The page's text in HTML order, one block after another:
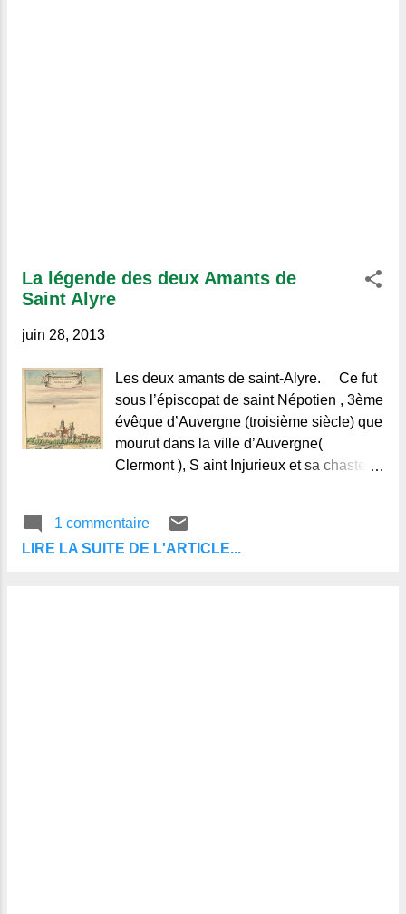
La légende des deux Amants de
Saint Alyre
juin 28, 2013
Les deux amants de saint-Alyre. Ce fut
sous l’épiscopat de saint Népotien , 3ème
évêque d’Auvergne (troisième siècle) que
mourut dans la ville d’Auvergne(
Clermont ), S aint Injurieux et sa chaste
riches familles de la province. Le premier
jour de leur noce, ils s’engagèrent
1 commentaire
LIRE LA SUITE DE L'ARTICLE...